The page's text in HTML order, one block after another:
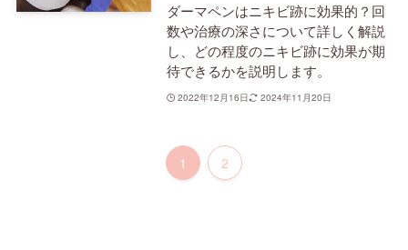
ダーマペンはニキビ跡に効果的？回
数や治療の深さについて詳しく解説
し、どの程度のニキビ跡に効果が期
待できるかを説明します。
2022年12月16日 2024年11月20日
1 2